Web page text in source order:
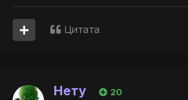
Цитата
Нету 20